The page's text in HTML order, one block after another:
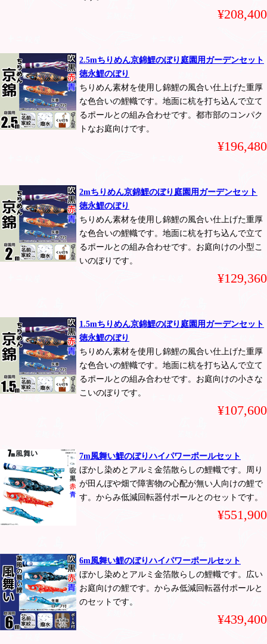
¥208,400
2.5mちりめん京錦鯉のぼり庭園用ガーデンセット
徳永鯉のぼり
ちりめん素材を使用し錦鯉の風合い仕上げた重厚
な色合いの鯉幟です。地面に杭を打ち込んで立て
るポールとの組み合わせです。都市部のコンパク
トなお庭向けです。
¥196,480
2mちりめん京錦鯉のぼり庭園用ガーデンセット
徳永鯉のぼり
ちりめん素材を使用し錦鯉の風合い仕上げた重厚
な色合いの鯉幟です。地面に杭を打ち込んで立て
るポールとの組み合わせです。お庭向けの小型こ
いのぼりです。
¥129,360
1.5mちりめん京錦鯉のぼり庭園用ガーデンセット
徳永鯉のぼり
ちりめん素材を使用し錦鯉の風合い仕上げた重厚
な色合いの鯉幟です。地面に杭を打ち込んで立て
るポールとの組み合わせです。お庭向けの小さな
こいのぼりです。
¥107,600
7m風舞い鯉のぼりハイパワーポールセット
ぼかし染めとアルミ金箔散らしの鯉幟です。周り
が田んぼや畑で障害物の心配が無い人向けの鯉で
す。からみ低減回転器付ポールとのセットです。
¥551,900
6m風舞い鯉のぼりハイパワーポールセット
ぼかし染めとアルミ金箔散らしの鯉幟です。広い
お庭向けの鯉です。からみ低減回転器付ポールと
のセットです。
¥439,400